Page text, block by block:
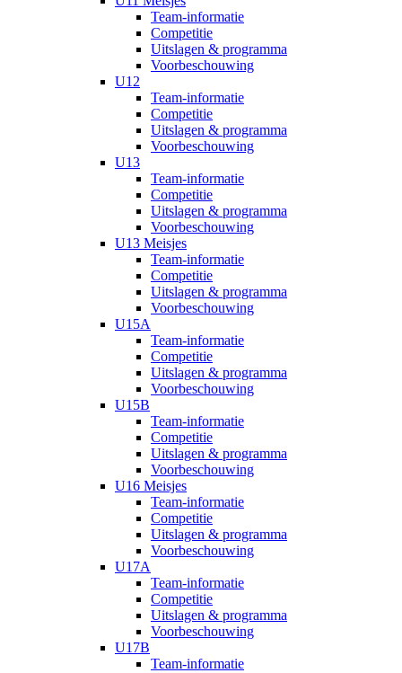
Team-informatie
Competitie
Uitslagen & programma
Voorbeschouwing
U12
Team-informatie
Competitie
Uitslagen & programma
Voorbeschouwing
U13
Team-informatie
Competitie
Uitslagen & programma
Voorbeschouwing
U13 Meisjes
Team-informatie
Competitie
Uitslagen & programma
Voorbeschouwing
U15A
Team-informatie
Competitie
Uitslagen & programma
Voorbeschouwing
U15B
Team-informatie
Competitie
Uitslagen & programma
Voorbeschouwing
U16 Meisjes
Team-informatie
Competitie
Uitslagen & programma
Voorbeschouwing
U17A
Team-informatie
Competitie
Uitslagen & programma
Voorbeschouwing
U17B
Team-informatie